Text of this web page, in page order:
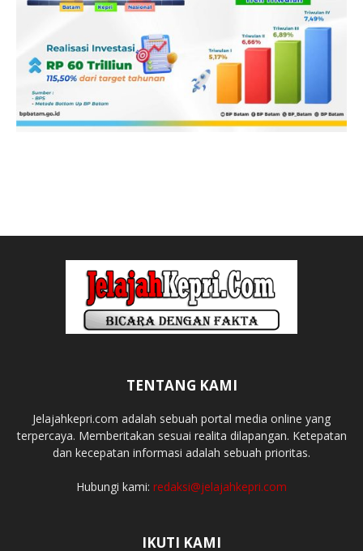
TENTANG KAMI
Jelajahkepri.com adalah sebuah portal media online yang
terpercaya. Memberitakan sesuai realita dilapangan. Ketepatan
dan kecepatan informasi adalah sebuah prioritas.
Hubungi kami: redaksi@jelajahkepri.com
IKUTI KAMI